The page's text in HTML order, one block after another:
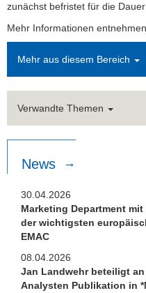
zunächst befristet für die
Mehr Informationen
Mehr aus diesem Bereich
Verwandte Themen
News
30.04.2026
Marketing Department
der wichtigsten
EMAC
08.04.2026
Jan Landwehr beteiligt
Analysten Publikation in